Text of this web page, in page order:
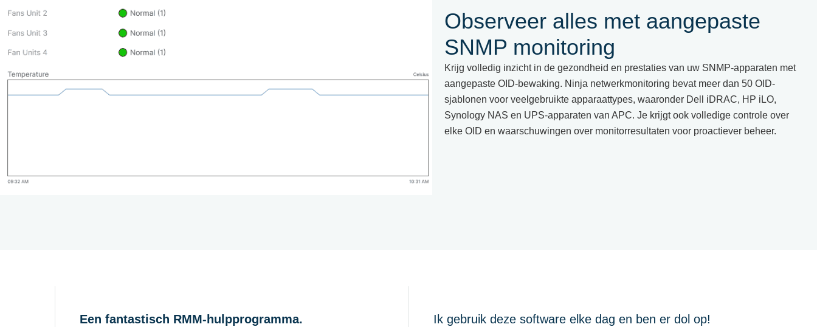
Observeer alles met aangepaste
SNMP monitoring
Krijg volledig inzicht in de gezondheid en prestaties van uw SNMP-apparaten met
aangepaste OID-bewaking. Ninja netwerkmonitoring bevat meer dan 50 OID-
sjablonen voor veelgebruikte apparaattypes, waaronder Dell iDRAC, HP iLO,
Synology NAS en UPS-apparaten van APC. Je krijgt ook volledige controle over
elke OID en waarschuwingen over monitorresultaten voor proactiever beheer.
Een fantastisch RMM-hulpprogramma.
Ik gebruik deze software elke dag en ben er dol op!